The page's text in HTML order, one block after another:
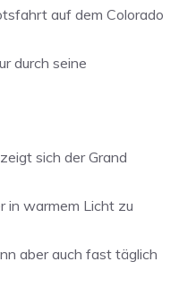
auf dem Colorado
durch seine
sich der Grand
in warmem Licht zu
aber auch fast täglich